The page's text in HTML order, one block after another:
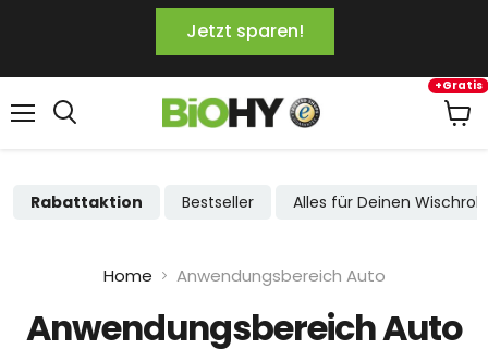
Jetzt sparen!
+Gratis
Rabattaktion Bestseller Alles für Deinen
Home Anwendungsbereich Auto
Anwendungsbereich Auto